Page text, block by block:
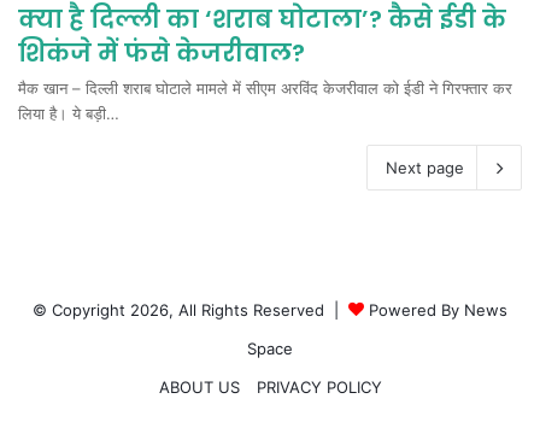
क्या है दिल्ली का ‘शराब घोटाला’? कैसे ईडी के
शिकंजे में फंसे केजरीवाल?
मैक खान – दिल्ली शराब घोटाले मामले में सीएम अरविंद केजरीवाल को ईडी ने गिरफ्तार कर
लिया है। ये बड़ी…
Next page
© Copyright 2026, All Rights Reserved |
Powered By News
Space
ABOUT US
PRIVACY POLICY